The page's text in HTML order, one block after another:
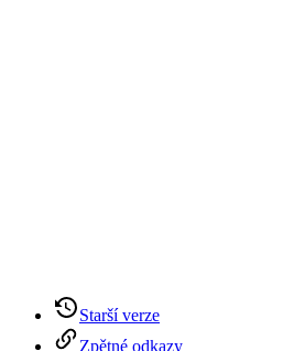
Starší verze
Zpětné odkazy